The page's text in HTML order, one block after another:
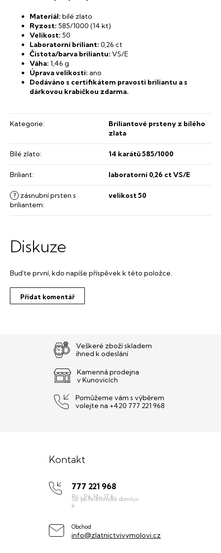
Materiál: bílé zlato
Ryzost: 585/1000 (14 kt)
Velikost: 50
Laboratorní briliant: 0,26 ct
Čistota/barva briliantu: VS/E
Váha: 1,46 g
Úprava velikosti: ano
Dodáváno s certifikátem pravosti briliantu a s
dárkovou krabičkou zdarma.
Kategorie:
Briliantové prsteny z bílého
zlata
Bílé zlato: 14 karátů 585/1000
Briliant: laboratorní 0,26 ct VS/E
? zásnubní prsten s
briliantem:
velikost 50
Diskuze
Buďte první, kdo napíše příspěvek k této položce.
Přidat komentář
Veškeré zboží skladem
ihned k odeslání
Kamenná prodejna
v Kunovicích
Pomůžeme vám s výběrem
volejte na +420 777 221 968
Kontakt
777 221 968
Obchod
info@zlatnictvivymolovi.cz